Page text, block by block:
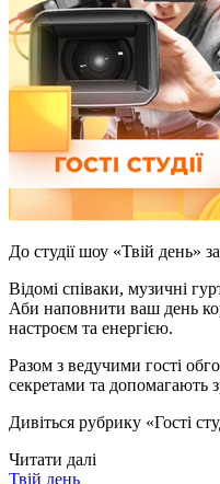
До студії шоу «Твій день»
Відомі співаки, музичні
Аби наповнити ваш день
настроєм та енергією.
Разом з ведучими гості
секретами та допомагають
Дивіться рубрику «Гості
Читати далі
Твій день